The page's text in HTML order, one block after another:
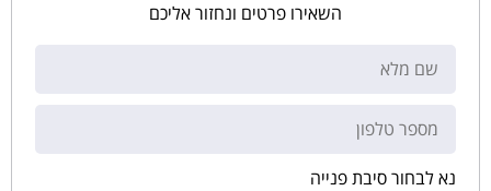
השאירו פרטים ונחזור אליכם
נא לבחור סיבת פנייה